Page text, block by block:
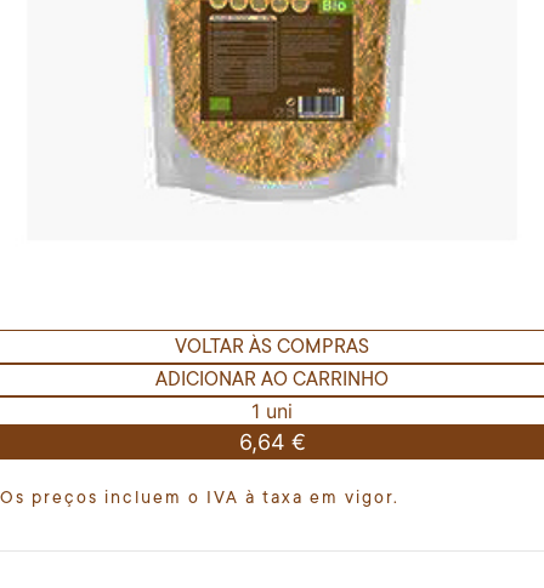
VOLTAR ÀS COMPRAS
ADICIONAR AO CARRINHO
1 uni
6,64 €
Os preços incluem o IVA à taxa em vigor.